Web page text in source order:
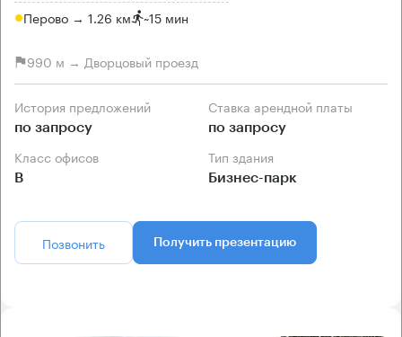
Перово → 1.26 км ~15 мин
990 м → Дворцовый проезд
История предложений
по запросу
Ставка арендной платы
по запросу
Класс офисов
B
Тип здания
Бизнес-парк
Позвонить Получить презентацию